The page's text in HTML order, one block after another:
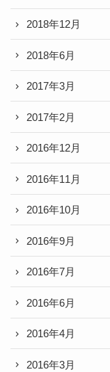
2018年12月
2018年6月
2017年3月
2017年2月
2016年12月
2016年11月
2016年10月
2016年9月
2016年7月
2016年6月
2016年4月
2016年3月